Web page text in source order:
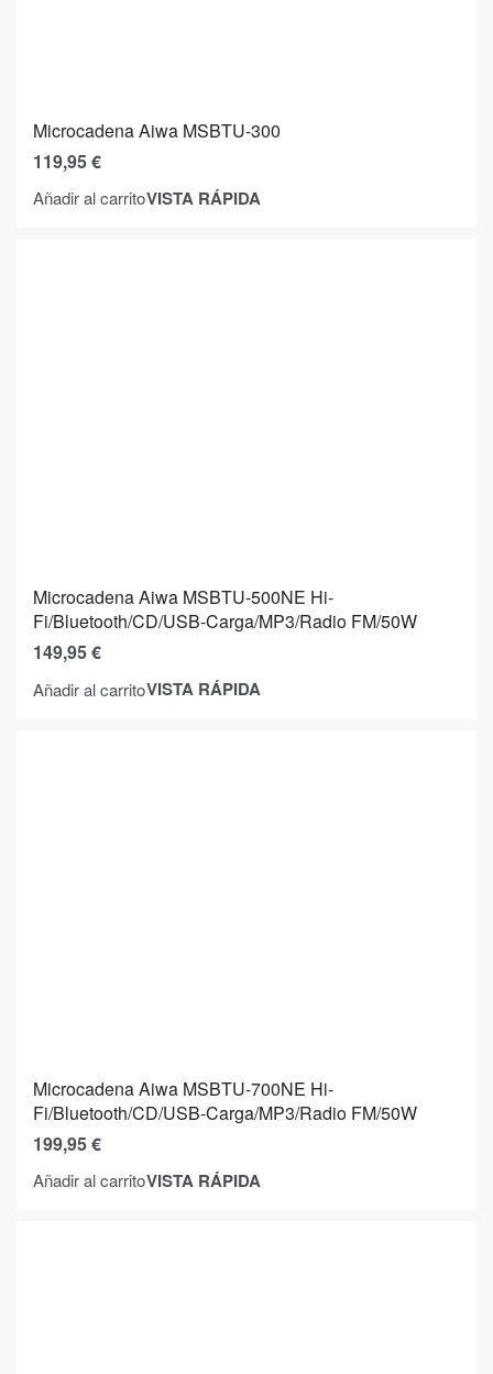
Microcadena Aiwa MSBTU-300
119,95€
Añadir al carritoVISTA RÁPIDA
Microcadena Aiwa MSBTU-500NE Hi-
Fi/Bluetooth/CD/USB-Carga/MP3/Radio FM/50W
149,95€
Añadir al carritoVISTA RÁPIDA
Microcadena Aiwa MSBTU-700NE Hi-
Fi/Bluetooth/CD/USB-Carga/MP3/Radio FM/50W
199,95€
Añadir al carritoVISTA RÁPIDA